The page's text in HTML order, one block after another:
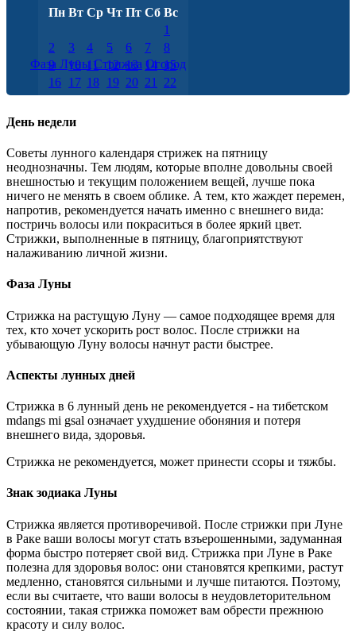
Пн Вт Ср Чт Пт Сб Вс
1
2
3 4 5 6 7
8
9
10 11 12 13 14 15
16 17 18 19 20 21
22
23 24 25 26 27 28
29 30
Фаза Луны Стрижка Огород
День недели
Советы лунного календаря стрижек на пятницу
неоднозначны. Тем людям, которые вполне довольны своей
внешностью и текущим положением вещей, лучше пока
ничего не менять в своем облике. А тем, кто жаждет перемен,
напротив, рекомендуется начать именно с внешнего вида:
постричь волосы или покраситься в более яркий цвет.
Стрижки, выполненные в пятницу, благоприятствуют
налаживанию личной жизни.
Фаза Луны
Стрижка на растущую Луну — самое подходящее время для
тех, кто хочет ускорить рост волос. После стрижки на
убывающую Луну волосы начнут расти быстрее.
Аспекты лунных дней
Стрижка в 6 лунный день не рекомендуется - на тибетском
mdangs mi gsal означает ухудшение обоняния и потеря
внешнего вида, здоровья.
Стрижка не рекомендуется, может принести ссоры и тяжбы.
Знак зодиака Луны
Стрижка является противоречивой. После стрижки при Луне
в Раке ваши волосы могут стать взъерошенными, задуманная
форма быстро потеряет свой вид. Стрижка при Луне в Раке
полезна для здоровья волос: они становятся крепкими, растут
медленно, становятся сильными и лучше питаются. Поэтому,
если вы считаете, что ваши волосы в неудовлеторительном
состоянии, такая стрижка поможет вам обрести прежнюю
красоту и силу волос.